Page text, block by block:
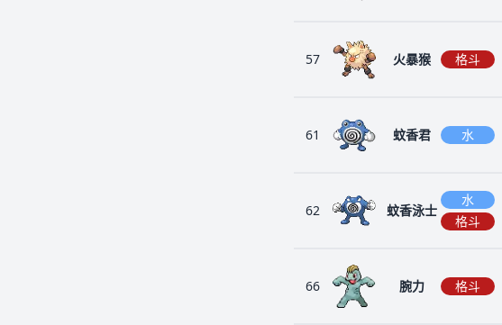
57 火暴猴 格斗
61 蚊香君 水
62 蚊香泳士
水
格斗
66 腕力 格斗